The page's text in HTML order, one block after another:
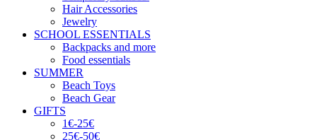
Hair Accessories
Jewelry
SCHOOL ESSENTIALS
Backpacks and more
Food essentials
SUMMER
Beach Toys
Beach Gear
GIFTS
1€-25€
25€-50€